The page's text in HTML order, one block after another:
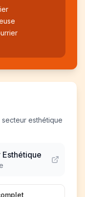
esthétique